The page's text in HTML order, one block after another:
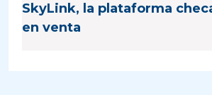
SkyLink, la plataforma
en venta